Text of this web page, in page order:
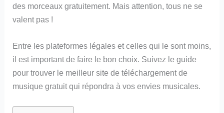
des morceaux gratuitement. Mais attention, tous ne se
valent pas !
Entre les plateformes légales et celles qui le sont moins,
il est important de faire le bon choix. Suivez le guide
pour trouver le meilleur site de téléchargement de
musique gratuit qui répondra à vos envies musicales.